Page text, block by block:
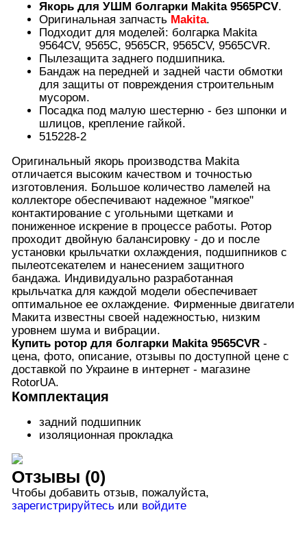
Якорь для УШМ болгарки Makita 9565PCV.
Оригинальная запчасть Makita.
Подходит для моделей: болгарка Makita
9564CV, 9565C, 9565CR, 9565CV, 9565CVR.
Пылезащита заднего подшипника.
Бандаж на передней и задней части обмотки
для защиты от повреждения строительным
мусором.
Посадка под малую шестерню - без шпонки и
шлицов, крепление гайкой.
515228-2
Оригинальный якорь производства Makita
отличается высоким качеством и точностью
изготовления. Большое количество ламелей на
коллекторе обеспечивают надежное "мягкое"
контактирование с угольными щетками и
пониженное искрение в процессе работы. Ротор
проходит двойную балансировку - до и после
установки крыльчатки охлаждения, подшипников с
пылеотсекателем и нанесением защитного
бандажа. Индивидуально разработанная
крыльчатка для каждой модели обеспечивает
оптимальное ее охлаждение. Фирменные двигатели
Макита известны своей надежностью, низким
уровнем шума и вибрации.
Купить ротор для болгарки Makita 9565CVR-
цена, фото, описание, отзывы по доступной цене с
доставкой по Украине в интернет - магазине
RotorUA.
Комплектация
задний подшипник
изоляционная прокладка
Отзывы (0)
Чтобы добавить отзыв, пожалуйста,
зарегистрируйтесьили войдите